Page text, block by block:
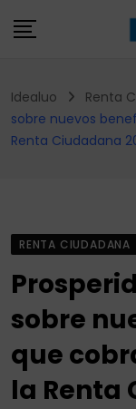
to
Idealuo Renta
sobre nuevos
Renta Ciudadana
RENTA CIUDADANA
sobre
que
la Renta